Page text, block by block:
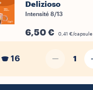
Delizioso
Intensité 8/13
6,50 € 0,41 €/capsule
16 1